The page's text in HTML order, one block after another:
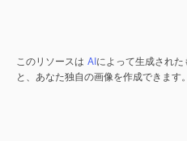
このリソースは AIによって生成された
と、あなた独自の画像を作成できます。